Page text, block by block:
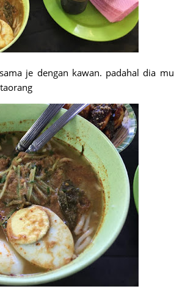
je dengan kawan. padahal dia